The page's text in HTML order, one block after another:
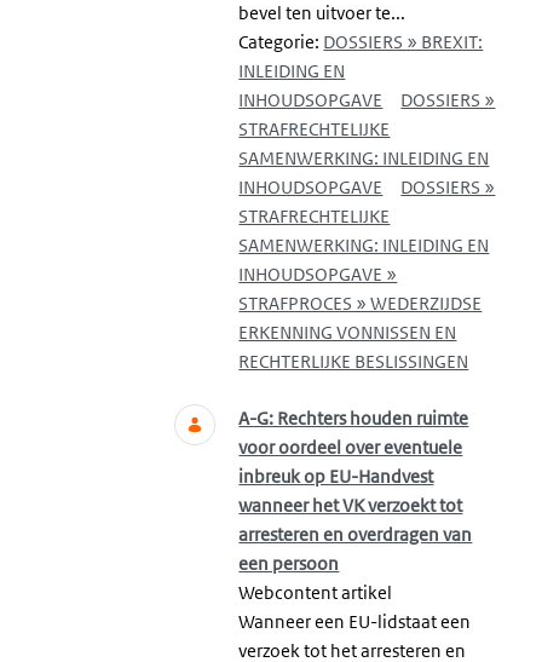
bevel ten uitvoer te...
Categorie: DOSSIERS » BREXIT:
INLEIDING EN
INHOUDSOPGAVE
DOSSIERS »
STRAFRECHTELIJKE
SAMENWERKING: INLEIDING EN
INHOUDSOPGAVE
DOSSIERS »
STRAFRECHTELIJKE
SAMENWERKING: INLEIDING EN
INHOUDSOPGAVE »
STRAFPROCES » WEDERZIJDSE
ERKENNING VONNISSEN EN
RECHTERLIJKE BESLISSINGEN
A-G: Rechters houden ruimte
voor oordeel over eventuele
inbreuk op EU-Handvest
wanneer het VK verzoekt tot
arresteren en overdragen van
een persoon
Webcontent artikel
Wanneer een EU-lidstaat een
verzoek tot het arresteren en